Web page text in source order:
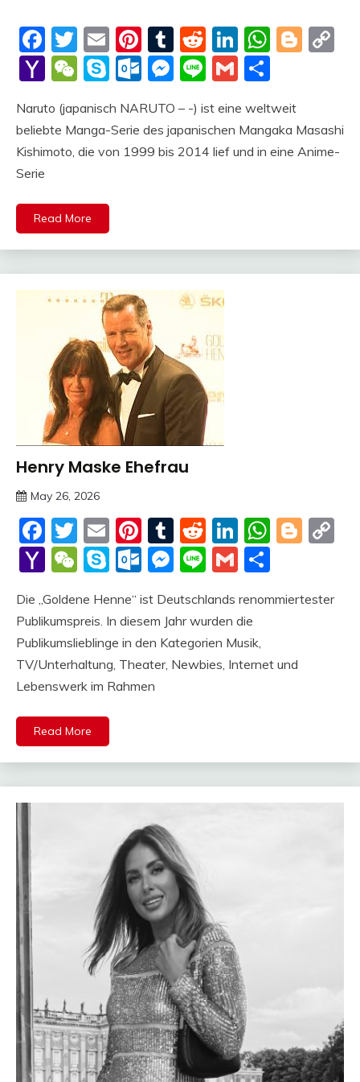
Facebook
Twitter
EmailPinterest
Tumblr
Reddit
LinkedIn
Yahoo
WeChat
SkypeOutlook.com
Messenger
LineGmail
Naruto (japanisch NARUTO – -) ist eine weltweit
beliebte Manga-Serie des japanischen Mangaka Masashi
Kishimoto, die von 1999 bis 2014 lief und in eine Anime-
Serie
Read More
Trends
Henry Maske Ehefrau
May 26, 2026
Facebook
Twitter
EmailPinterest
Tumblr
Reddit
LinkedIn
Yahoo
WeChat
SkypeOutlook.com
Messenger
LineGmail
Die „Goldene Henne“ ist Deutschlands renommiertester
Publikumspreis. In diesem Jahr wurden die
Publikumslieblinge in den Kategorien Musik,
TV/Unterhaltung, Theater, Newbies, Internet und
Lebenswerk im Rahmen
Read More